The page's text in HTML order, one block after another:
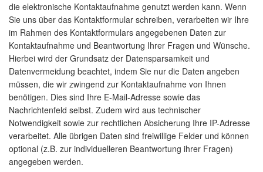
die elektronische Kontaktaufnahme genutzt werden kann. Wenn
Sie uns über das Kontaktformular schreiben, verarbeiten wir Ihre
im Rahmen des Kontaktformulars angegebenen Daten zur
Kontaktaufnahme und Beantwortung Ihrer Fragen und Wünsche.
Hierbei wird der Grundsatz der Datensparsamkeit und
Datenvermeidung beachtet, indem Sie nur die Daten angeben
müssen, die wir zwingend zur Kontaktaufnahme von Ihnen
benötigen. Dies sind Ihre E-Mail-Adresse sowie das
Nachrichtenfeld selbst. Zudem wird aus technischer
Notwendigkeit sowie zur rechtlichen Absicherung Ihre IP-Adresse
verarbeitet. Alle übrigen Daten sind freiwillige Felder und können
optional (z.B. zur individuelleren Beantwortung ihrer Fragen)
angegeben werden.